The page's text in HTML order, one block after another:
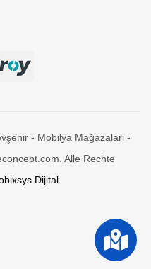
- Mobilya Mağazalari -
Alle Rechte
Dijital